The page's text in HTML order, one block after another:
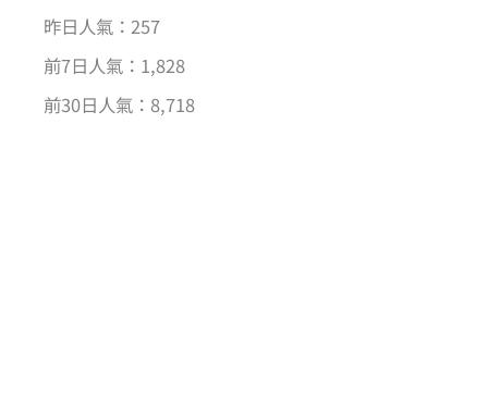
昨日人氣：257
前7日人氣：1,828
前30日人氣：8,718